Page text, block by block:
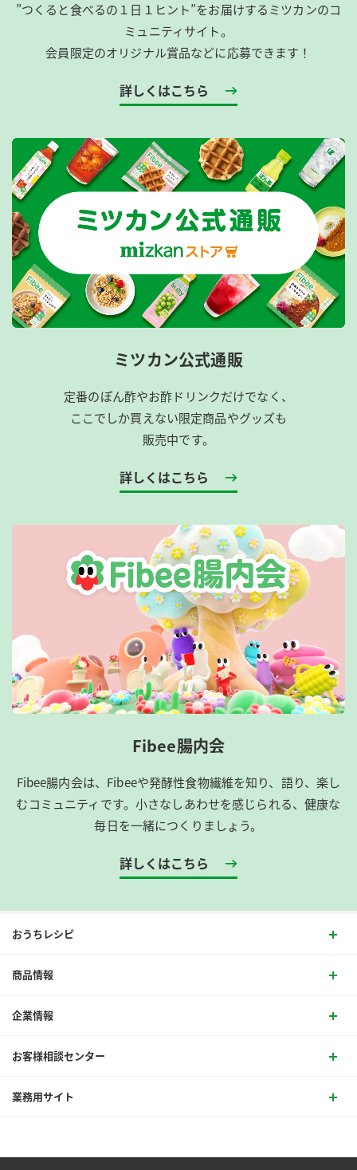
”つくると食べるの１日１ヒント”をお届けするミツカンのコ
ミュニティサイト。
会員限定のオリジナル賞品などに応募できます！
詳しくはこちら
ミツカン公式通販
定番のぽん酢やお酢ドリンクだけでなく、
ここでしか買えない限定商品やグッズも
販売中です。
詳しくはこちら
Fibee腸内会
Fibee腸内会は、​Fibeeや発酵性食物繊維を知り、語り、楽し
むコミュニティです。​小さなしあわせを感じられる、健康な
毎日を一緒につくりましょう。
詳しくはこちら
おうちレシピ
商品情報
企業情報
お客様相談センター
業務用サイト